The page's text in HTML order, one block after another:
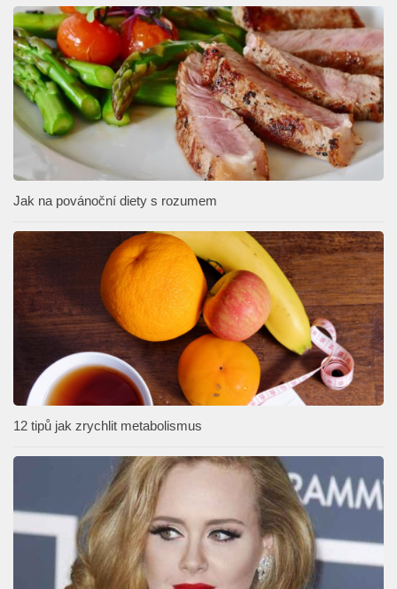
Jak na povánoční diety s rozumem
12 tipů jak zrychlit metabolismus